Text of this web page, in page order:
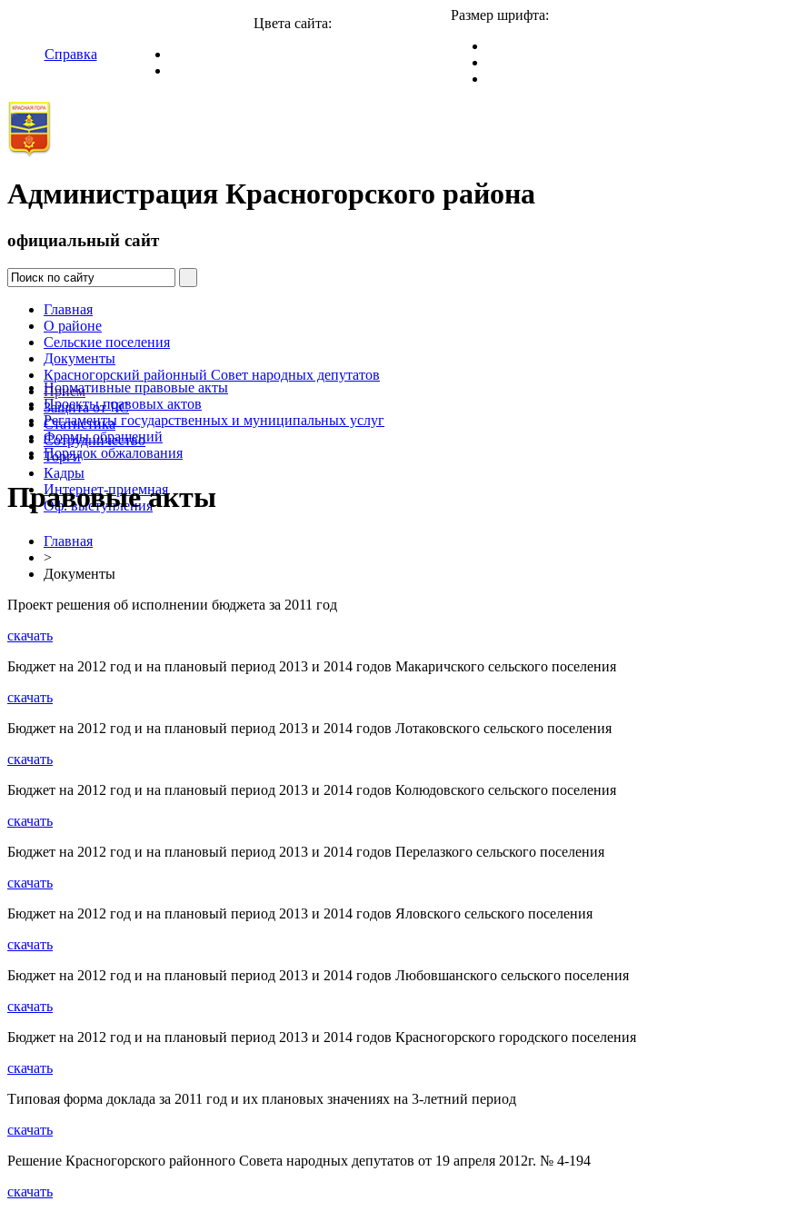
Справка
Цвета сайта:
Размер шрифта:
Администрация Красногорского района
официальный сайт
Главная
О районе
Сельские поселения
Документы
Красногорский районный Совет народных депутатов
Прием
Защита от ЧС
Статистика
Сотрудничество
Торги
Кадры
Интернет-приемная
Оф. выступления
Нормативные правовые акты
Проекты правовых актов
Регламенты государственных и муниципальных услуг
Формы обращений
Порядок обжалования
Правовые акты
Главная
>
Документы
Проект решения об исполнении бюджета за 2011 год
скачать
Бюджет на 2012 год и на плановый период 2013 и 2014 годов Макаричского сельского поселения
скачать
Бюджет на 2012 год и на плановый период 2013 и 2014 годов Лотаковского сельского поселения
скачать
Бюджет на 2012 год и на плановый период 2013 и 2014 годов Колюдовского сельского поселения
скачать
Бюджет на 2012 год и на плановый период 2013 и 2014 годов Перелазкого сельского поселения
скачать
Бюджет на 2012 год и на плановый период 2013 и 2014 годов Яловского сельского поселения
скачать
Бюджет на 2012 год и на плановый период 2013 и 2014 годов Любовшанского сельского поселения
скачать
Бюджет на 2012 год и на плановый период 2013 и 2014 годов Красногорского городского поселения
скачать
Типовая форма доклада за 2011 год и их плановых значениях на 3-летний период
скачать
Решение Красногорского районного Совета народных депутатов от 19 апреля 2012г. № 4-194
скачать